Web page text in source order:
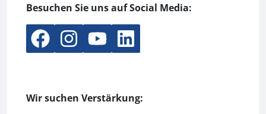
Besuchen Sie uns auf Social Media:
Wir suchen Verstärkung: